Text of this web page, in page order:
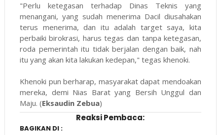
"Perlu ketegasan terhadap Dinas Teknis yang
menangani, yang sudah menerima Dacil diusahakan
terus menerima, dan itu adalah target saya, kita
perbaiki birokrasi, harus tegas dan tanpa ketegasan,
roda pemerintah itu tidak berjalan dengan baik, nah
itu yang akan kita lakukan kedepan," tegas khenoki.
Khenoki pun berharap, masyarakat dapat mendoakan
mereka, demi Nias Barat yang Bersih Unggul dan
Maju. (Eksaudin Zebua)
Reaksi Pembaca:
BAGIKAN DI :